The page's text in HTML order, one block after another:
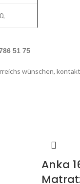
51 75
wünschen,
Anka